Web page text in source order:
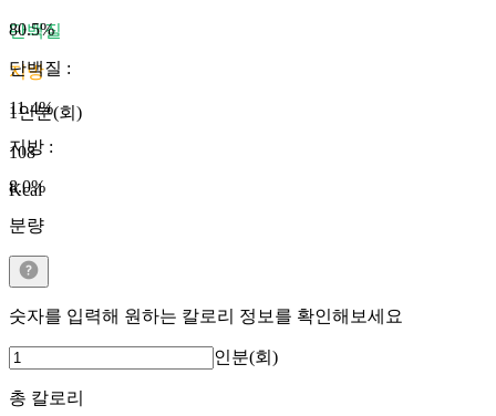
단백질
지방
1인분(회)
108
Kcal
80.5%
단백질 :
11.4%
지방 :
8.0%
분량
숫자를 입력해 원하는 칼로리 정보를 확인해보세요
인분(회)
총 칼로리